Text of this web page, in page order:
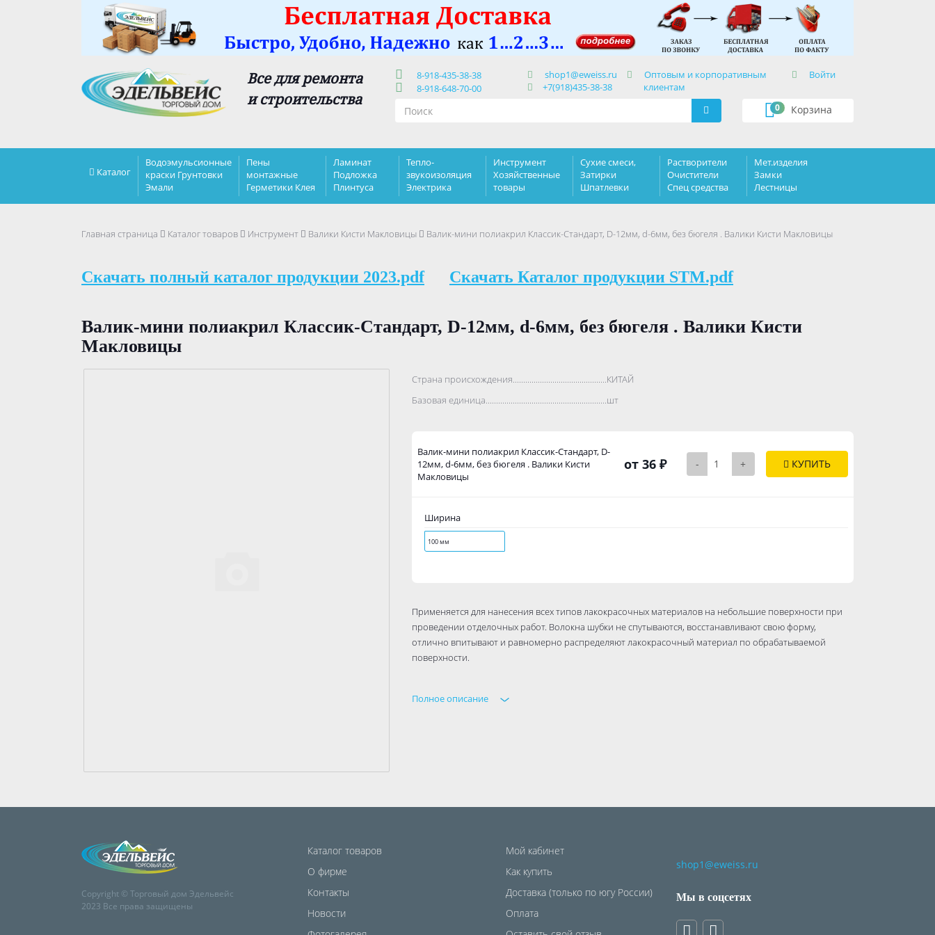
Все для ремонта
и строительства
8-918-435-38-38
8-918-648-70-00
shop1@eweiss.ru
+7(918)435-38-38
Оптовым и корпоративным
клиентам
Войти
Корзина
0
Каталог
Водоэмульсионные
краски Грунтовки
Эмали
Пены
монтажные
Герметики Клея
Ламинат
Подложка
Плинтуса
Тепло-
звукоизоляция
Электрика
Инструмент
Хозяйственные
товары
Сухие смеси,
Затирки
Шпатлевки
Растворители
Очистители
Спец средства
Мет.изделия
Замки
Лестницы
Главная страница Каталог товаров Инструмент Валики Кисти Макловицы Валик-мини полиакрил Классик-Стандарт, D-12мм, d-6мм, без бюгеля . Валики Кисти Макловицы
Скачать полный каталог продукции 2023.pdf Скачать Каталог продукции STM.pdf
Валик-мини полиакрил Классик-Стандарт, D-12мм, d-6мм, без бюгеля . Валики Кисти
Макловицы
Страна происхождения..................................................................................
КИТАЙ
Базовая единица..................................................................................
шт
Валик-мини полиакрил Классик-Стандарт, D-
12мм, d-6мм, без бюгеля . Валики Кисти
Макловицы
от 36 ₽ - + КУПИТЬ
Ширина
100 мм
Применяется для нанесения всех типов лакокрасочных материалов на небольшие поверхности при
проведении отделочных работ. Волокна шубки не спутываются, восстанавливают свою форму,
отлично впитывают и равномерно распределяют лакокрасочный материал по обрабатываемой
поверхности.
Полное описание
Copyright © Торговый дом Эдельвейс
2023 Все права защищены
Каталог товаров
О фирме
Контакты
Новости
Мой кабинет
Как купить
Доставка (только по югу России)
Оплата
shop1@eweiss.ru
Мы в соцсетях